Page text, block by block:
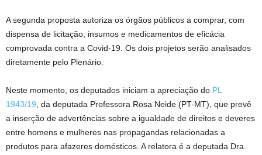
A segunda proposta autoriza os órgãos públicos a comprar, com
dispensa de licitação, insumos e medicamentos de eficácia
comprovada contra a Covid-19. Os dois projetos serão analisados
diretamente pelo Plenário.
Neste momento, os deputados iniciam a apreciação do PL
1943/19 , da deputada Professora Rosa Neide (PT-MT), que prevê
a inserção de advertências sobre a igualdade de direitos e deveres
entre homens e mulheres nas propagandas relacionadas a
produtos para afazeres domésticos. A relatora é a deputada Dra.